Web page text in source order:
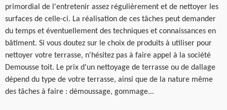
primordial de l'entretenir assez régulièrement et de nettoyer les
surfaces de celle-ci. La réalisation de ces tâches peut demander
du temps et éventuellement des techniques et connaissances en
bâtiment. Si vous doutez sur le choix de produits à utiliser pour
nettoyer votre terrasse, n'hésitez pas à faire appel à la société
Demousse toit. Le prix d'un nettoyage de terrasse ou de dallage
dépend du type de votre terrasse, ainsi que de la nature même
des tâches à faire : démoussage, gommage...